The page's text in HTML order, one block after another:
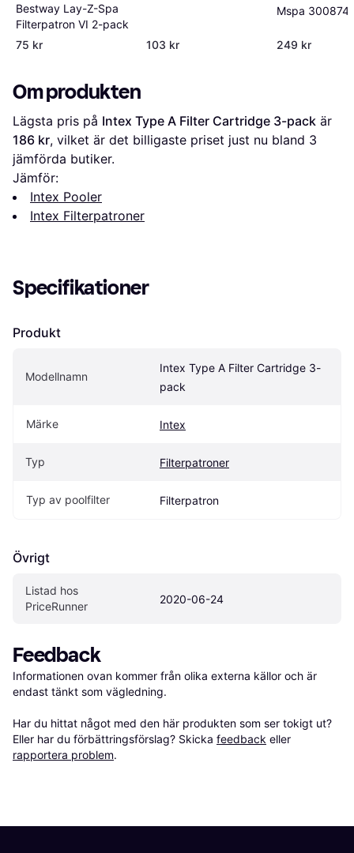
Bestway Lay-Z-Spa
Filterpatron VI 2-pack
75 kr
103 kr
Mspa 300874
249 kr
Om produkten
Lägsta pris på Intex Type A Filter Cartridge 3-pack
186 kr, vilket är det billigaste priset just nu bland 3
jämförda butiker.
Jämför:
Intex Pooler
Intex Filterpatroner
Specifikationer
Produkt
Modellnamn
Intex Type A Filter Cartridge 3-
pack
Märke Intex
Typ Filterpatroner
Typ av poolfilter Filterpatron
Övrigt
Listad hos
PriceRunner
2020-06-24
Feedback
Informationen ovan kommer från olika externa källor och är
endast tänkt som vägledning.
Har du hittat något med den här produkten som ser tokigt ut?
Eller har du förbättringsförslag? Skicka feedback eller
rapportera problem.